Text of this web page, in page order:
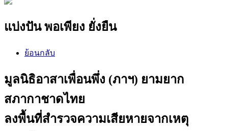
แบ่งปัน พอเพียง ยั่งยืน
ย้อนกลับ
มูลนิธิอาสาเพื่อนพึ่ง (ภาฯ) ยามยาก
สภากาชาดไทย
ลงพื้นที่สำรวจความเสียหายจากเหตุ